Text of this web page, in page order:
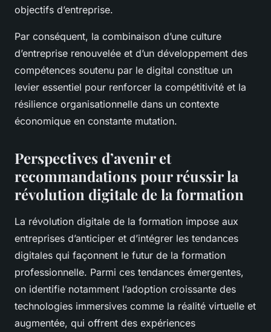
objectifs d’entreprise.
Par conséquent, la combinaison d’une culture
d’entreprise renouvelée et d’un développement des
compétences soutenu par le digital constitue un
levier essentiel pour renforcer la compétitivité et la
résilience organisationnelle dans un contexte
économique en constante mutation.
Perspectives d’avenir et
recommandations pour réussir la
révolution digitale de la formation
La révolution digitale de la formation impose aux
entreprises d’anticiper et d’intégrer les tendances
digitales qui façonnent le futur de la formation
professionnelle. Parmi ces tendances émergentes,
on identifie notamment l’adoption croissante des
technologies immersives comme la réalité virtuelle et
augmentée, qui offrent des expériences